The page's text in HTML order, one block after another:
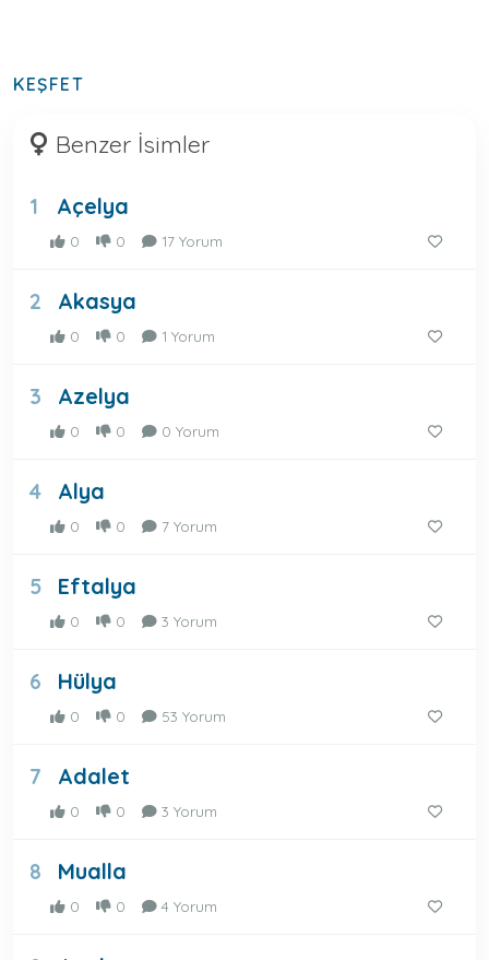
KEŞFET
Benzer İsimler
1 Açelya
0 0 17 Yorum
2 Akasya
0 0 1 Yorum
3 Azelya
0 0 0 Yorum
4 Alya
0 0 7 Yorum
5 Eftalya
0 0 3 Yorum
6 Hülya
0 0 53 Yorum
7 Adalet
0 0 3 Yorum
8 Mualla
0 0 4 Yorum